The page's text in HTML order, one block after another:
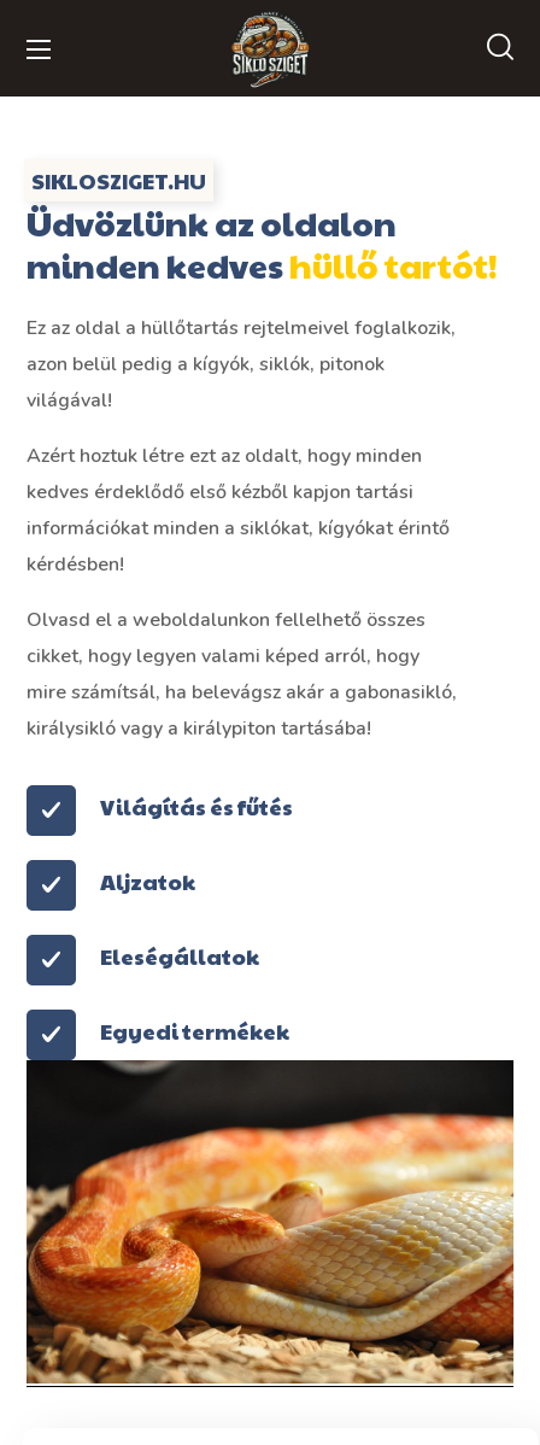
SIKLOSZIGET.HU
Üdvözlünk az oldalon
minden kedveshüllő tartót!
Ez az oldal a hüllőtartás rejtelmeivel foglalkozik,
azon belül pedig a kígyók, siklók, pitonok
világával!
Azért hoztuk létre ezt az oldalt, hogy minden
kedves érdeklődő első kézből kapjon tartási
információkat minden a siklókat, kígyókat érintő
kérdésben!
Olvasd el a weboldalunkon fellelhető összes
cikket, hogy legyen valami képed arról, hogy
mire számítsál, ha belevágsz akár a gabonasikló,
királysikló vagy a királypiton tartásába!
Világítás és fűtés
Aljzatok
Eleségállatok
Egyedi termékek